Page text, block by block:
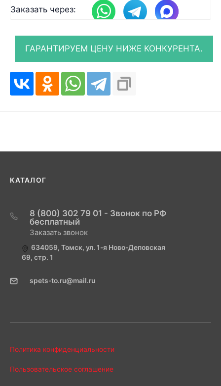
Заказать через:
КАТАЛОГ
8 (800) 302 79 01 - Звонок по РФ
бесплатный
Заказать звонок
634059, Томск, ул. 1-я Ново-Деповская
69, стр. 1
spets-to.ru@mail.ru
Политика конфиденциальности
Пользовательское соглашение